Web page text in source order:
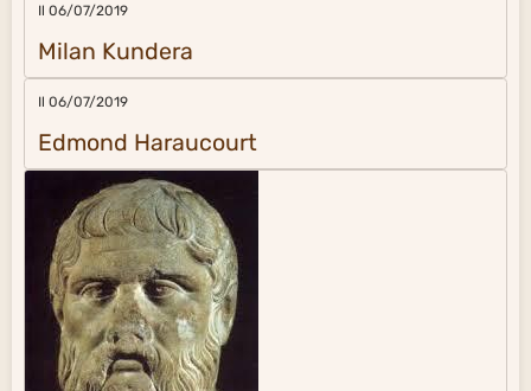
Il 06/07/2019
Milan Kundera
Il 06/07/2019
Edmond Haraucourt